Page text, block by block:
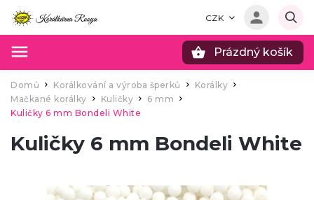
CZK
Prázdný košík
Domů / Korálkování a výroba šperků Korálky /
Mačkané korálky
Kuličky / 6 mm /
Kuličky 6 mm Bondeli White
Kuličky 6 mm Bondeli White